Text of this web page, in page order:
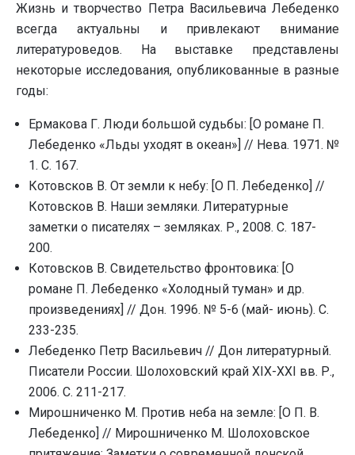
Жизнь и творчество Петра Васильевича Лебеденко
всегда актуальны и привлекают внимание
литературоведов. На выставке представлены
некоторые исследования, опубликованные в разные
годы:
Ермакова Г. Люди большой судьбы: [О романе П.
Лебеденко «Льды уходят в океан»] // Нева. 1971. №
1. С. 167.
Котовсков В. От земли к небу: [О П. Лебеденко] //
Котовсков В. Наши земляки. Литературные
заметки о писателях – земляках. Р., 2008. С. 187-
200.
Котовсков В. Свидетельство фронтовика: [О
романе П. Лебеденко «Холодный туман» и др.
произведениях] // Дон. 1996. № 5-6 (май- июнь). С.
233-235.
Лебеденко Петр Васильевич // Дон литературный.
Писатели России. Шолоховский край XIX-XXI вв. Р.,
2006. С. 211-217.
Мирошниченко М. Против неба на земле: [О П. В.
Лебеденко] // Мирошниченко М. Шолоховское